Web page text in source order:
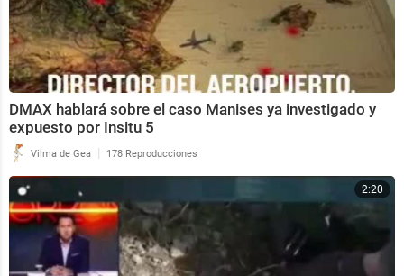
DMAX hablará sobre el caso Manises ya investigado y
expuesto por Insitu 5
Vilma de Gea | 178 Reproducciones
2:20